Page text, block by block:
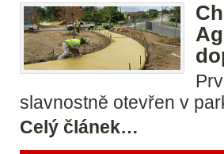
slavnostně otevřen v
Celý článek…